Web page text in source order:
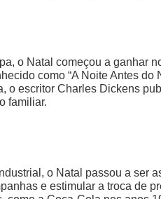
o Natal começou a ganhar
como “A Noite Antes do
o escritor Charles Dickens
familiar.
o Natal passou a ser
e estimular a troca de